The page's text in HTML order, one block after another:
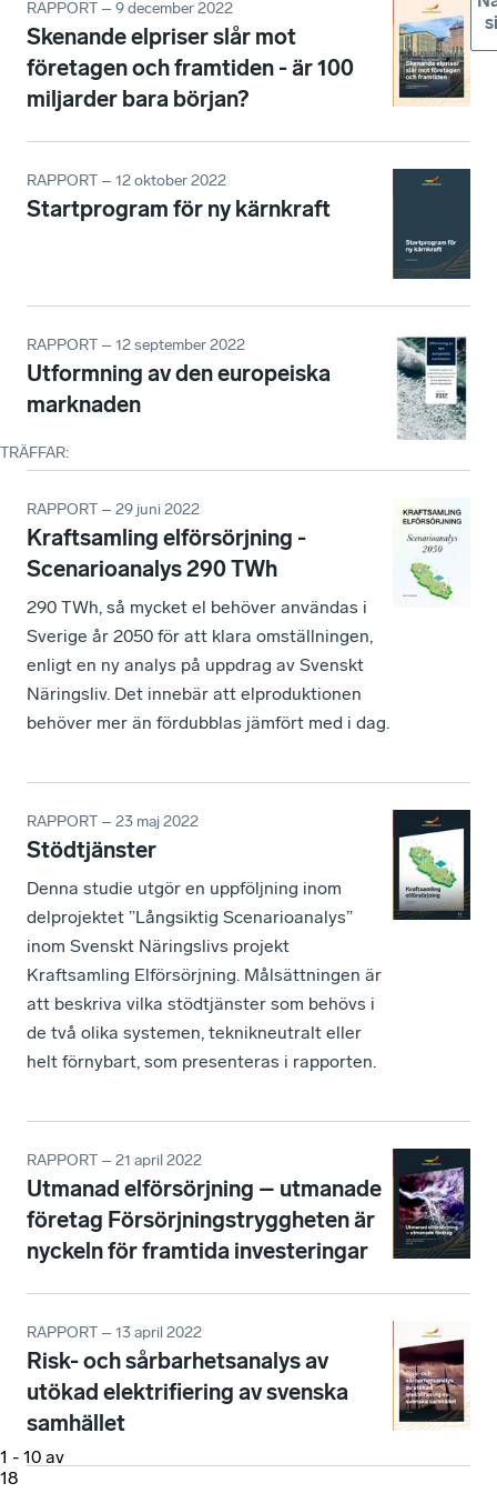
TRÄFFAR:
1 - 10 av
18
RAPPORT – 9 december 2022
Skenande elpriser slår mot
företagen och framtiden - är 100
miljarder bara början?
RAPPORT – 12 oktober 2022
Startprogram för ny kärnkraft
RAPPORT – 12 september 2022
Utformning av den europeiska
marknaden
RAPPORT – 29 juni 2022
Kraftsamling elförsörjning -
Scenarioanalys 290 TWh
290 TWh, så mycket el behöver användas i
Sverige år 2050 för att klara omställningen,
enligt en ny analys på uppdrag av Svenskt
Näringsliv. Det innebär att elproduktionen
behöver mer än fördubblas jämfört med i dag.
RAPPORT – 23 maj 2022
Stödtjänster
Denna studie utgör en uppföljning inom
delprojektet ”Långsiktig Scenarioanalys”
inom Svenskt Näringslivs projekt
Kraftsamling Elförsörjning. Målsättningen är
att beskriva vilka stödtjänster som behövs i
de två olika systemen, teknikneutralt eller
helt förnybart, som presenteras i rapporten.
RAPPORT – 21 april 2022
Utmanad elförsörjning – utmanade
företag Försörjningstryggheten är
nyckeln för framtida investeringar
RAPPORT – 13 april 2022
Risk- och sårbarhetsanalys av
utökad elektrifiering av svenska
samhället